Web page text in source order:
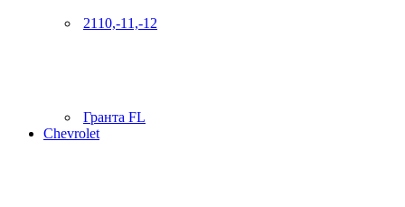
2110,-11,-12
Гранта FL
Chevrolet